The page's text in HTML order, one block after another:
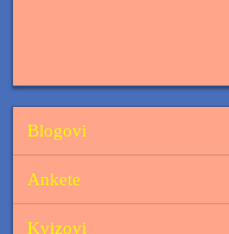
Blogovi
Ankete
Kvizovi